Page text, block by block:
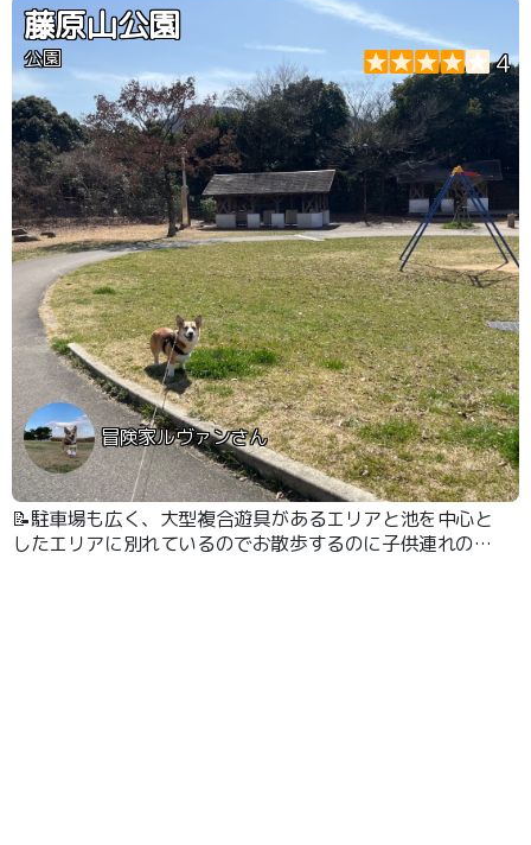
藤原山公園
公園 4
冒険家ルヴァンさん
📝駐車場も広く、大型複合遊具があるエリアと池を中心と
したエリアに別れているのでお散歩するのに子供連れの方